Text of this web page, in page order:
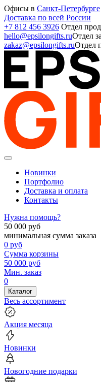
Офисы в Санкт-Петербурге
Доставка по всей России
+7 812 456 3926 Отдел
hello@epsilongifts.ruОтдел
zakaz@epsilongifts.ruОтдел
Новинки
Портфолио
Доставка и оплата
Контакты
Нужна помощь?
50 000 руб
минимальная сумма заказа
0 руб
Сумма корзины
50 000 руб
Мин. заказ
0
Каталог
Весь ассортимент
Акция месяца
Новинки
Новогодние подарки